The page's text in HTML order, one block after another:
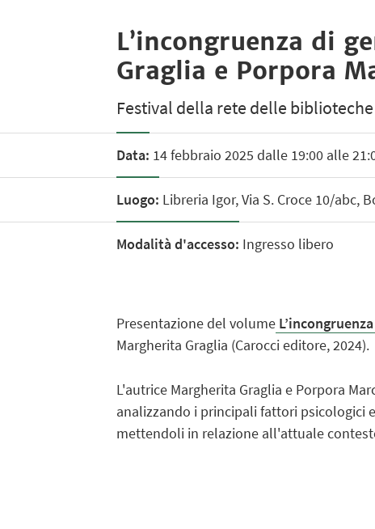
L’incongruenza di
Graglia e Porpora
Festival della rete delle
Data: 14 febbraio 2025 dalle 19:00 alle
Luogo: Libreria Igor, Via S. Croce 10/abc,
Modalità d'accesso: Ingresso libero
Presentazione del volume
Margherita Graglia (Carocci editore, 2024).
L'autrice Margherita Graglia e Porpora
analizzando i principali fattori psicologici
mettendoli in relazione all'attuale